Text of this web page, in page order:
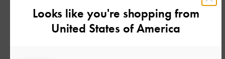
最新
Looks like you're shopping from
United States of America